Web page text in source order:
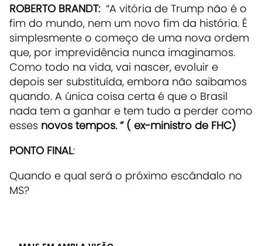
ROBERTO BRANDT: “A vitória de Trump não é o
fim do mundo, nem um novo fim da história. É
simplesmente o começo de uma nova ordem
que, por imprevidência nunca imaginamos.
Como todo na vida, vai nascer, evoluir e
depois ser substituída, embora não saibamos
quando. A única coisa certa é que o Brasil
nada tem a ganhar e tem tudo a perder como
esses novos tempos. ” ( ex-ministro de FHC)
PONTO FINAL:
Quando e qual será o próximo escândalo no
MS?